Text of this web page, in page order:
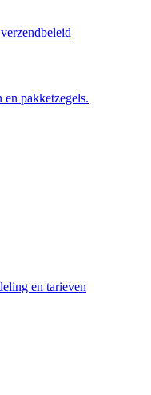
pakketzegels.
en tarieven